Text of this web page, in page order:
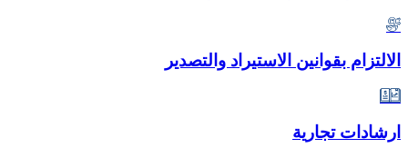
الالتزام بقوانين الاستيراد والتصدير
ارشادات تجارية